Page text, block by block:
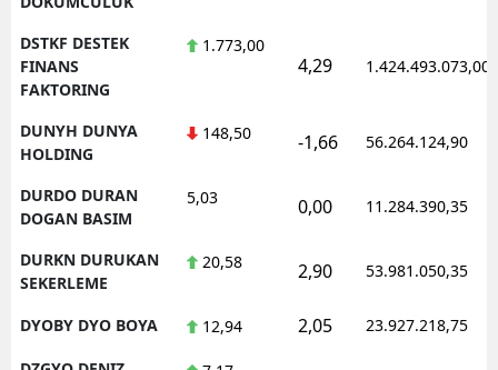
DSTKF DESTEK
FINANS
FAKTORING
1.773,00
4,29 1.424.493.073,00
DUNYH DUNYA
HOLDING
148,50 -1,66 56.264.124,90
DURDO DURAN
DOGAN BASIM
5,03 0,00 11.284.390,35
DURKN DURUKAN
SEKERLEME
20,58 2,90 53.981.050,35
DYOBY DYO BOYA 12,94 2,05 23.927.218,75